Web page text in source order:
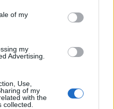
of my
my
Advertising.
Use,
of my
with the